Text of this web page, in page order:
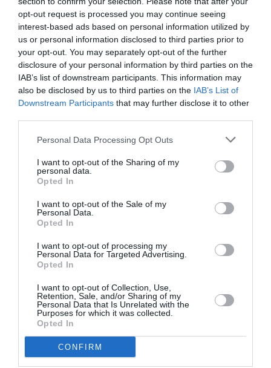
opt-out request is processed you may continue seeing
interest-based ads based on personal information utilized by
us or personal information disclosed to third parties prior to
your opt-out. You may separately opt-out of the further
disclosure of your personal information by third parties on the
IAB’s list of downstream participants. This information may
also be disclosed by us to third parties on the IAB’s List of
Downstream Participants that may further disclose it to other
Personal Data Processing Opt Outs
I want to opt-out of the Sharing of my
personal data.
Opted In
I want to opt-out of the Sale of my
Personal Data.
Opted In
I want to opt-out of processing my
Personal Data for Targeted Advertising.
Opted In
I want to opt-out of Collection, Use,
Retention, Sale, and/or Sharing of my
Personal Data that Is Unrelated with the
Purposes for which it was collected.
Opted In
CONFIRM
Manfoua commenté l'article :
Pyramides, croisières et mer Rouge : l’Égypte mise sur
une saison record malgré le contexte géopolitique
de Boeing 777-9 déjà construits
LE 8 AOÛT 1908 DANS LE
CIEL : UNE
DÉMONSTRATION